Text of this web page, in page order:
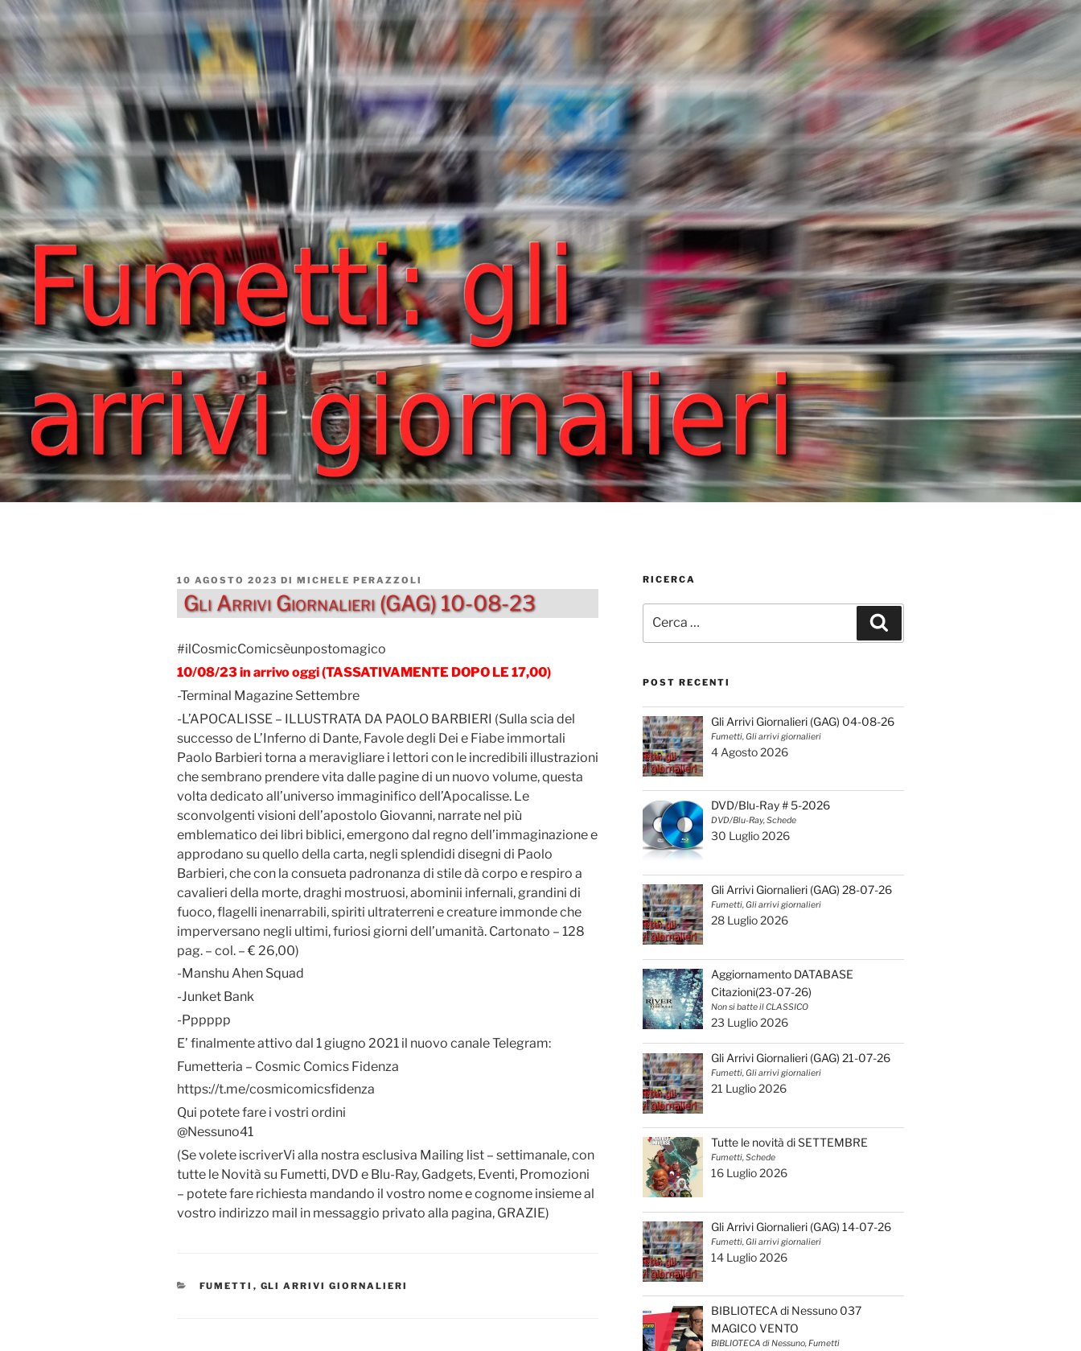
PUBBLICATO
IL
10 AGOSTO 2023 DI MICHELE PERAZZOLI
Gli Arrivi Giornalieri (GAG) 10-08-23
#ilCosmicComicsèunpostomagico
10/08/23 in arrivo oggi (TASSATIVAMENTE DOPO LE 17,00)
-Terminal Magazine Settembre
-L’APOCALISSE – ILLUSTRATA DA PAOLO BARBIERI (Sulla scia del
successo de L’Inferno di Dante, Favole degli Dei e Fiabe immortali
Paolo Barbieri torna a meravigliare i lettori con le incredibili illustrazioni
che sembrano prendere vita dalle pagine di un nuovo volume, questa
volta dedicato all’universo immaginifico dell’Apocalisse. Le
sconvolgenti visioni dell’apostolo Giovanni, narrate nel più
emblematico dei libri biblici, emergono dal regno dell’immaginazione e
approdano su quello della carta, negli splendidi disegni di Paolo
Barbieri, che con la consueta padronanza di stile dà corpo e respiro a
cavalieri della morte, draghi mostruosi, abominii infernali, grandini di
fuoco, flagelli inenarrabili, spiriti ultraterreni e creature immonde che
imperversano negli ultimi, furiosi giorni dell’umanità. Cartonato – 128
pag. – col. – € 26,00)
-Manshu Ahen Squad
-Junket Bank
-Pppppp
E’ finalmente attivo dal 1 giugno 2021 il nuovo canale Telegram:
Fumetteria – Cosmic Comics Fidenza
https://t.me/cosmicomicsfidenza
Qui potete fare i vostri ordini
@Nessuno41
(Se volete iscriverVi alla nostra esclusiva Mailing list – settimanale, con
tutte le Novità su Fumetti, DVD e Blu-Ray, Gadgets, Eventi, Promozioni
– potete fare richiesta mandando il vostro nome e cognome insieme al
vostro indirizzo mail in messaggio privato alla pagina, GRAZIE)
CATEGORIE
FUMETTI , GLI ARRIVI GIORNALIERI
RICERCA
POST RECENTI
Gli Arrivi Giornalieri (GAG) 04-08-26
Fumetti, Gli arrivi giornalieri
4 Agosto 2026
DVD/Blu-Ray # 5-2026
DVD/Blu-Ray, Schede
30 Luglio 2026
Gli Arrivi Giornalieri (GAG) 28-07-26
Fumetti, Gli arrivi giornalieri
28 Luglio 2026
Aggiornamento DATABASE
Citazioni(23-07-26)
Non si batte il CLASSICO
23 Luglio 2026
Gli Arrivi Giornalieri (GAG) 21-07-26
Fumetti, Gli arrivi giornalieri
21 Luglio 2026
Tutte le novità di SETTEMBRE
Fumetti, Schede
16 Luglio 2026
Gli Arrivi Giornalieri (GAG) 14-07-26
Fumetti, Gli arrivi giornalieri
14 Luglio 2026
BIBLIOTECA di Nessuno 037
MAGICO VENTO
BIBLIOTECA di Nessuno, Fumetti